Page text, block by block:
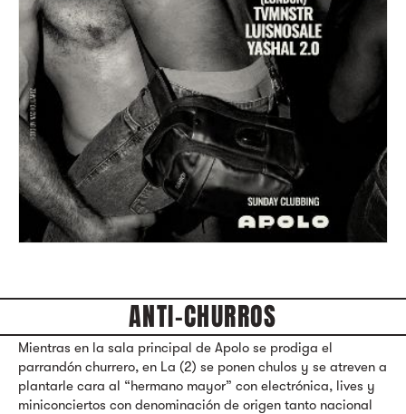
ANTI-CHURROS
Mientras en la sala principal de Apolo se prodiga el
parrandón churrero, en La (2) se ponen chulos y se atreven a
plantarle cara al “hermano mayor” con electrónica, lives y
miniconciertos con denominación de origen tanto nacional